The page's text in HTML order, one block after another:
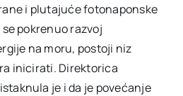
i plutajuće fotonaponske
pokrenuo razvoj
na moru, postoji niz
inicirati. Direktorica
istaknula je i da je povećanje